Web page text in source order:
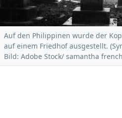
Auf den Philippinen wurde der
auf einem Friedhof ausgestellt.
Bild: Adobe Stock/ samantha